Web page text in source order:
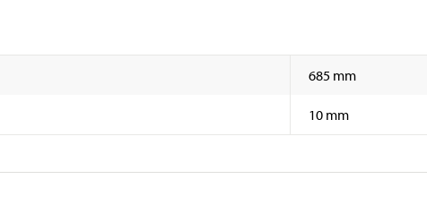
685 mm
10 mm